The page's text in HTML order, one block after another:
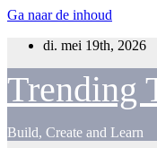
Ga naar de inhoud
di. mei 19th, 2026
Trending
Build, Create and Learn